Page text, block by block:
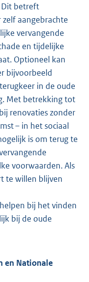
Dit betreft
aangebrachte
vervangende
en tijdelijke
Optioneel kan
bijvoorbeeld
in de oude
Met betrekking tot
renovaties zonder
– in het sociaal
is om terug te
voorwaarden. Als
te willen blijven
bij het vinden
bij de oude
en Nationale